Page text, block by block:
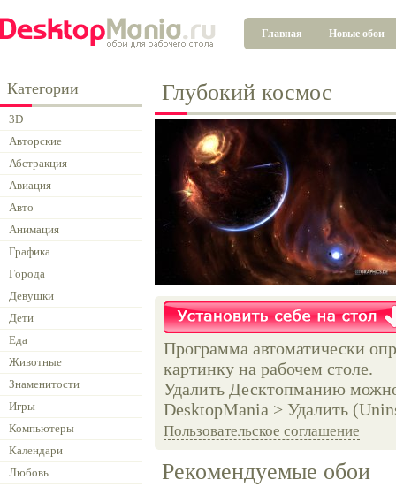
Главная Новые обои
Категории
3D
Авторские
Абстракция
Авиация
Авто
Анимация
Графика
Города
Девушки
Дети
Еда
Животные
Знаменитости
Игры
Компьютеры
Календари
Любовь
Глубокий космос
Программа автоматически
картинку на рабочем столе.
Удалить Десктопманию
DesktopMania > Удалить
Пользовательское соглашение
Рекомендуемые обои